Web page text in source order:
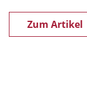
Zum Artikel